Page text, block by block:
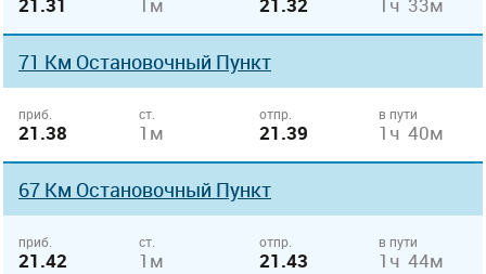
71 Км Остановочный Пункт
приб.
21.38
ст.
1м
отпр.
21.39
в пути
1ч 40м
67 Км Остановочный Пункт
приб.
21.42
ст.
1м
отпр.
21.43
в пути
1ч 44м